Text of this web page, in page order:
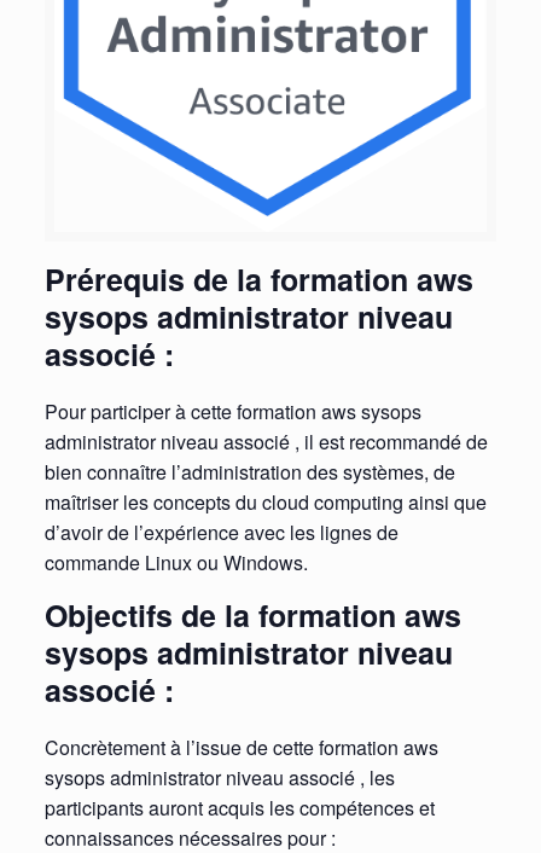
Prérequis de la formation aws
sysops administrator niveau
associé :
Pour participer à cette formation aws sysops
administrator niveau associé , il est recommandé de
bien connaître l’administration des systèmes, de
maîtriser les concepts du cloud computing ainsi que
d’avoir de l’expérience avec les lignes de
commande Linux ou Windows.
Objectifs de la formation aws
sysops administrator niveau
associé :
Concrètement à l’issue de cette formation aws
sysops administrator niveau associé , les
participants auront acquis les compétences et
connaissances nécessaires pour :